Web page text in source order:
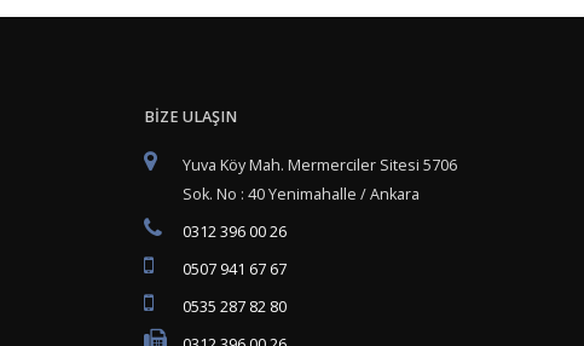
BİZE ULAŞIN
Yuva Köy Mah. Mermerciler Sitesi 5706
Sok. No : 40 Yenimahalle / Ankara
0312 396 00 26
0507 941 67 67
0535 287 82 80